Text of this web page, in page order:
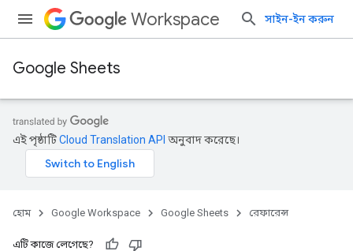
Workspace সাইন-ইন করুন
Google Sheets
এই পৃষ্ঠাটিCloud Translation API অনুবাদ করেছে।
হোম Google Workspace Google Sheets রেফারেন্স
এটি কাজে লেগেছে?